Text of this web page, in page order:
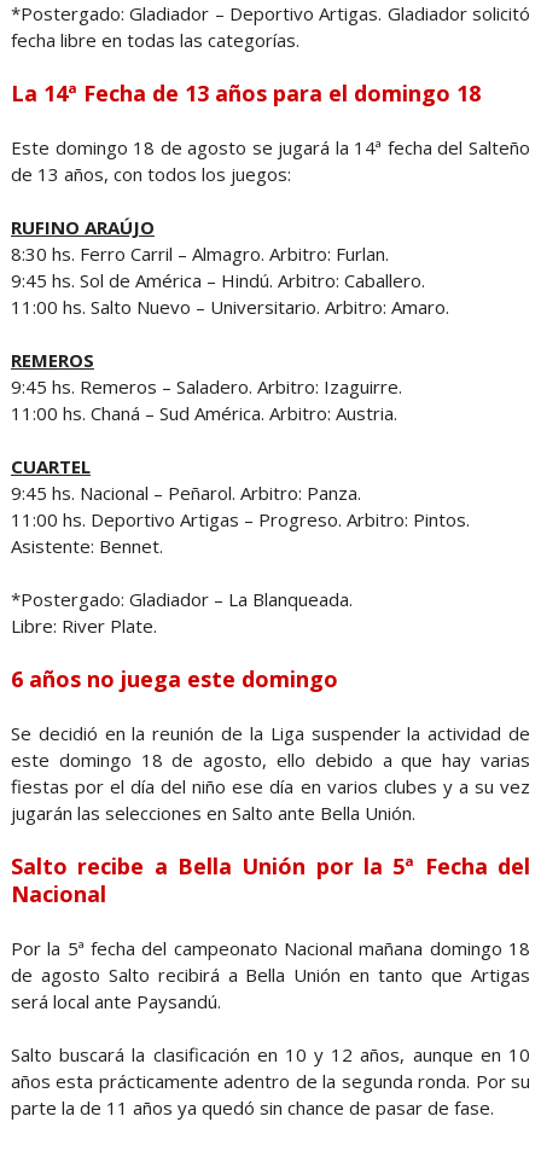
*Postergado: Gladiador – Deportivo Artigas. Gladiador solicitó
fecha libre en todas las categorías.
La 14ª Fecha de 13 años para el domingo 18
Este domingo 18 de agosto se jugará la 14ª fecha del Salteño
de 13 años, con todos los juegos:
RUFINO ARAÚJO
8:30 hs. Ferro Carril – Almagro. Arbitro: Furlan.
9:45 hs. Sol de América – Hindú. Arbitro: Caballero.
11:00 hs. Salto Nuevo – Universitario. Arbitro: Amaro.
REMEROS
9:45 hs. Remeros – Saladero. Arbitro: Izaguirre.
11:00 hs. Chaná – Sud América. Arbitro: Austria.
CUARTEL
9:45 hs. Nacional – Peñarol. Arbitro: Panza.
11:00 hs. Deportivo Artigas – Progreso. Arbitro: Pintos.
Asistente: Bennet.
*Postergado: Gladiador – La Blanqueada.
Libre: River Plate.
6 años no juega este domingo
Se decidió en la reunión de la Liga suspender la actividad de
este domingo 18 de agosto, ello debido a que hay varias
fiestas por el día del niño ese día en varios clubes y a su vez
jugarán las selecciones en Salto ante Bella Unión.
Salto recibe a Bella Unión por la 5ª Fecha del
Nacional
Por la 5ª fecha del campeonato Nacional mañana domingo 18
de agosto Salto recibirá a Bella Unión en tanto que Artigas
será local ante Paysandú.
Salto buscará la clasificación en 10 y 12 años, aunque en 10
años esta prácticamente adentro de la segunda ronda. Por su
parte la de 11 años ya quedó sin chance de pasar de fase.